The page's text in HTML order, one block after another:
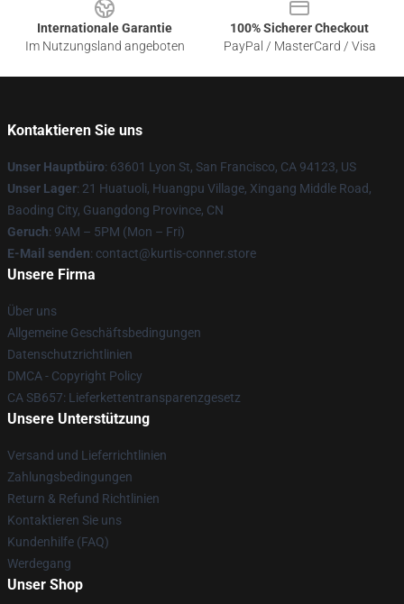
Internationale Garantie
Im Nutzungsland angeboten
100% Sicherer Checkout
PayPal / MasterCard / Visa
Kontaktieren Sie uns
Unser Hauptbüro: 63601 Lyon St, San Francisco, CA 94123, US
Unser Lager: 21 Huatuoli, Huangpu Village, Xingang Middle Road,
Baoding City, Guangdong Province, CN
Geruch: 9AM – 5PM (Mon – Fri)
E-Mail senden: contact@kurtis-conner.store
Unsere Firma
Über uns
Allgemeine Geschäftsbedingungen
Datenschutzrichtlinien
DMCA - Copyright Policy
CA SB657: Lieferkettentransparenzgesetz
Unsere Unterstützung
Versand und Lieferrichtlinien
Zahlungsbedingungen
Return & Refund Richtlinien
Kontaktieren Sie uns
Kundenhilfe (FAQ)
Werdegang
Unser Shop